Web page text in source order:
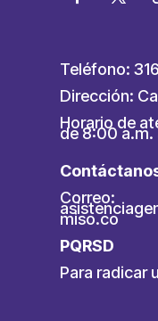
Teléfono:
Dirección:
Horario de
de 8:00
Correo:
miso.co
PQRSD
Para radicar